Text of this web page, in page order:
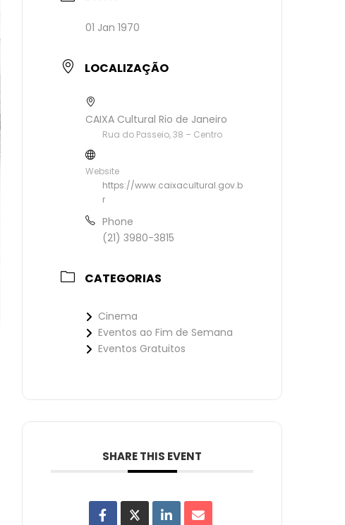
01 Jan 1970
LOCALIZAÇÃO
CAIXA Cultural Rio de Janeiro
Rua do Passeio, 38 – Centro
Website
https://www.caixacultural.gov.b
r
Phone
(21) 3980-3815
CATEGORIAS
Cinema
Eventos ao Fim de Semana
Eventos Gratuitos
SHARE THIS EVENT